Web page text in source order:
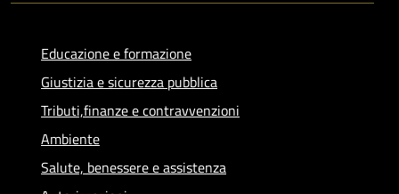
Educazione e formazione
Giustizia e sicurezza pubblica
Tributi,finanze e contravvenzioni
Ambiente
Salute, benessere e assistenza